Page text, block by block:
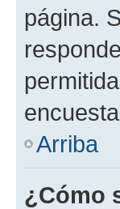
página.
Arriba
¿Cómo